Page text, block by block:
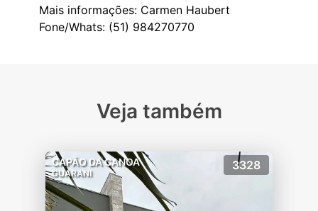
Mais informações: Carmen Haubert
Veja também
CAPÃO DA CANOA
GUARANI
3328